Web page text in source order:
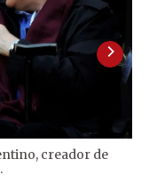
creador de